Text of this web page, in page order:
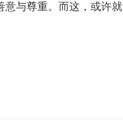
意与尊重。而这，或许就